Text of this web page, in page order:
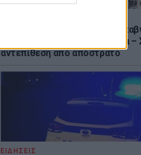
Παναγία Σουμελά: Τουρκικός
μετά τη σύγκριση με τη Μέκκα
αντεπίθεση από απόστρατο
ΕΙΔΗΣΕΙΣ